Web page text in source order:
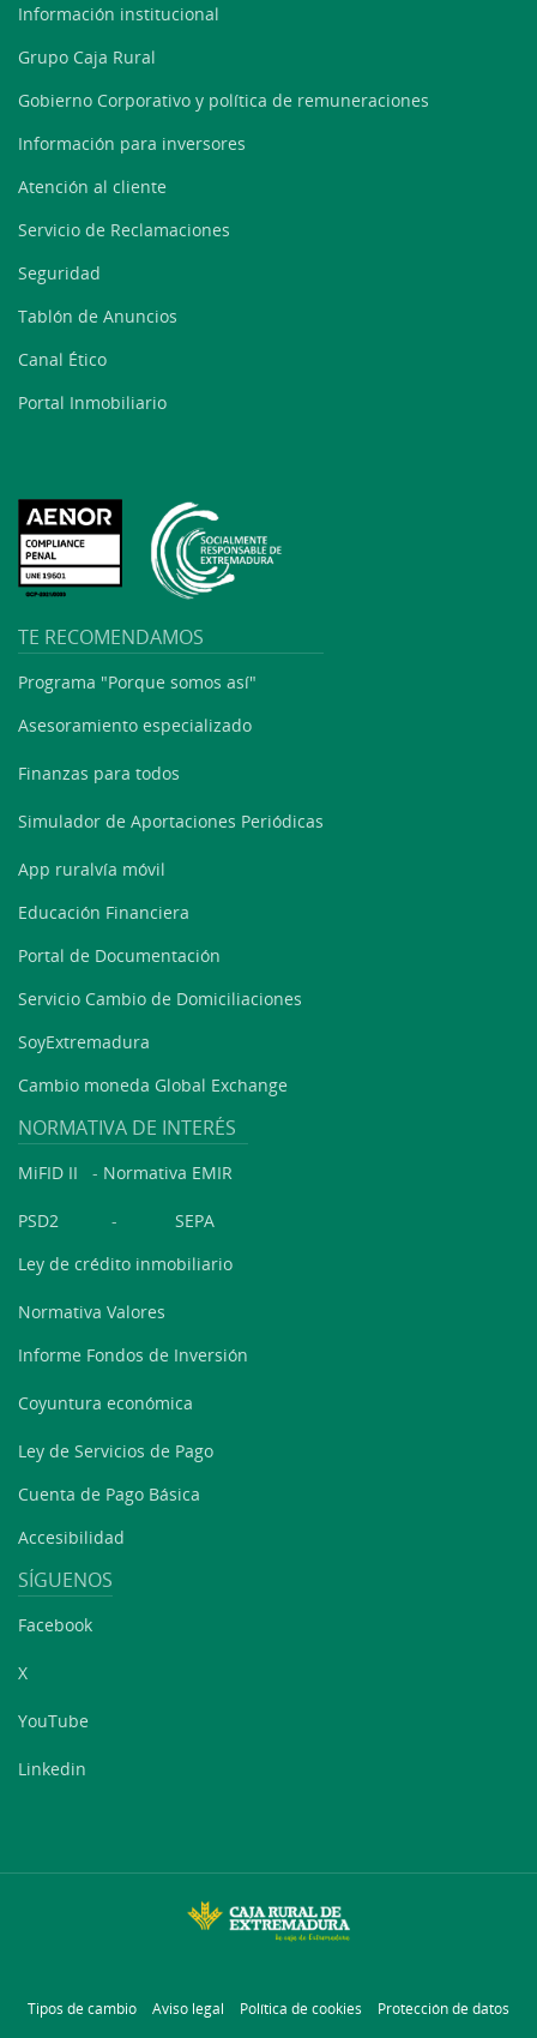
Información institucional
Grupo Caja Rural
Gobierno Corporativo y política de remuneraciones
Información para inversores
Atención al cliente
Servicio de Reclamaciones
Seguridad
Tablón de Anuncios
Canal Ético
Portal Inmobiliario
TE RECOMENDAMOS
Programa "Porque somos así"
Asesoramiento especializado
Finanzas para todos
Simulador de Aportaciones Periódicas
App ruralvía móvil
Educación Financiera
Portal de Documentación
Servicio Cambio de Domiciliaciones
SoyExtremadura
Cambio moneda Global Exchange
NORMATIVA DE INTERÉS
MiFID II - Normativa EMIR
PSD2 - SEPA
Ley de crédito inmobiliario
Normativa Valores
Informe Fondos de Inversión
Coyuntura económica
Ley de Servicios de Pago
Cuenta de Pago Básica
Accesibilidad
SÍGUENOS
Facebook
X
YouTube
Linkedin
Tipos de cambio Aviso legal Política de cookies Protección de datos